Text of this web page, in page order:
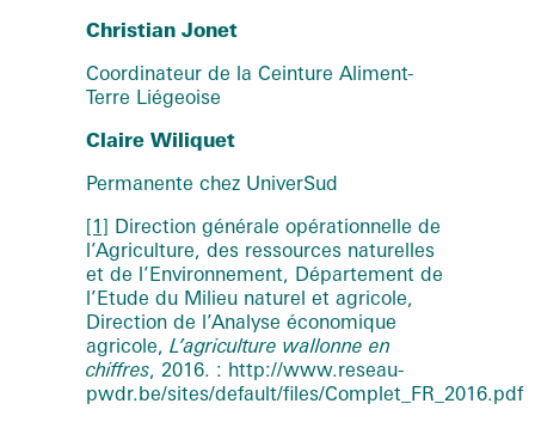
Christian Jonet
Coordinateur de la Ceinture Aliment-
Terre Liégeoise
Claire Wiliquet
Permanente chez UniverSud
[1] Direction générale opérationnelle de
l’Agriculture, des ressources naturelles
et de l’Environnement, Département de
l’Etude du Milieu naturel et agricole,
Direction de l’Analyse économique
agricole, L’agriculture wallonne en
chiffres, 2016. : http://www.reseau-
pwdr.be/sites/default/files/Complet_FR_2016.pdf